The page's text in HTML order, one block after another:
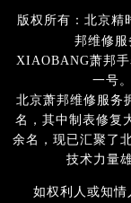
版权所有：北京精
邦维修
XIAOBANG萧邦
一号
北京萧邦维修服务
名，其中制表修复
余名，现已汇聚了
技术力量
如权利人或知情